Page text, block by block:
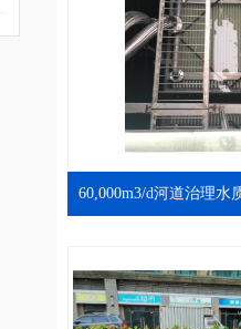
60,000m3/d河道治理水